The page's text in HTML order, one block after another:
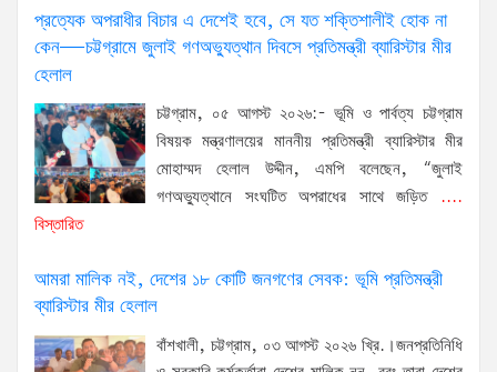
প্রত্যেক অপরাধীর বিচার এ দেশেই হবে, সে যত শক্তিশালীই হোক না
কেন—চট্টগ্রামে জুলাই গণঅভ্যুত্থান দিবসে প্রতিমন্ত্রী ব্যারিস্টার মীর
হেলাল
চট্টগ্রাম, ০৫ আগস্ট ২০২৬:- ভূমি ও পার্বত্য চট্টগ্রাম
বিষয়ক মন্ত্রণালয়ের মাননীয় প্রতিমন্ত্রী ব্যারিস্টার মীর
মোহাম্মদ হেলাল উদ্দীন, এমপি বলেছেন, “জুলাই
গণঅভ্যুত্থানে সংঘটিত অপরাধের সাথে জড়িত....
বিস্তারিত
আমরা মালিক নই, দেশের ১৮ কোটি জনগণের সেবক: ভূমি প্রতিমন্ত্রী
ব্যারিস্টার মীর হেলাল
বাঁশখালী, চট্টগ্রাম, ০৩ আগস্ট ২০২৬ খ্রি.।জনপ্রতিনিধি